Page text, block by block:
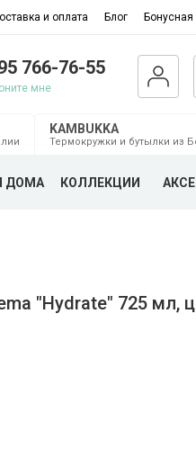
и оплата Блог Бонусная
766-76-55
мне
KAMBUKKA
Термокружки и бутылки из
ДОМА КОЛЛЕКЦИИ
"Hydrate" 725 мл,